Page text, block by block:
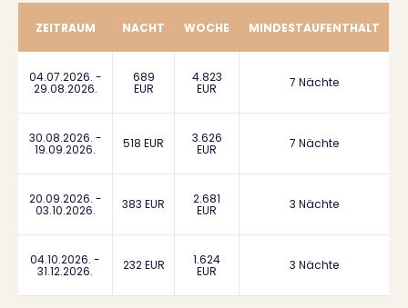
ZEITRAUM NACHT WOCHE MINDESTAUFENTHALT
04.07.2026. -
29.08.2026.
689
EUR
4.823
EUR 7 Nächte
30.08.2026. -
19.09.2026. 518 EUR 3.626
EUR 7 Nächte
20.09.2026. -
03.10.2026. 383 EUR 2.681
EUR 3 Nächte
04.10.2026. -
31.12.2026. 232 EUR 1.624
EUR 3 Nächte